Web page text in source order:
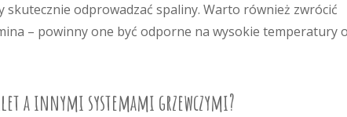
odprowadzać spaliny. Warto również zwrócić
– powinny one być odporne na wysokie temperatury
a innymi systemami grzewczymi?